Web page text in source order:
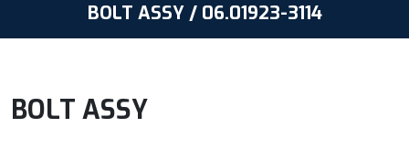
BOLT ASSY / 06.01923-3114
BOLT ASSY